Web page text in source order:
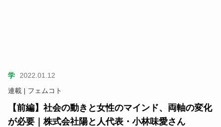
学
2022.01.12
連載 | フェムコト
【前編】社会の動きと女性のマインド、両軸の変化
が必要｜株式会社陽と人代表・小林味愛さん